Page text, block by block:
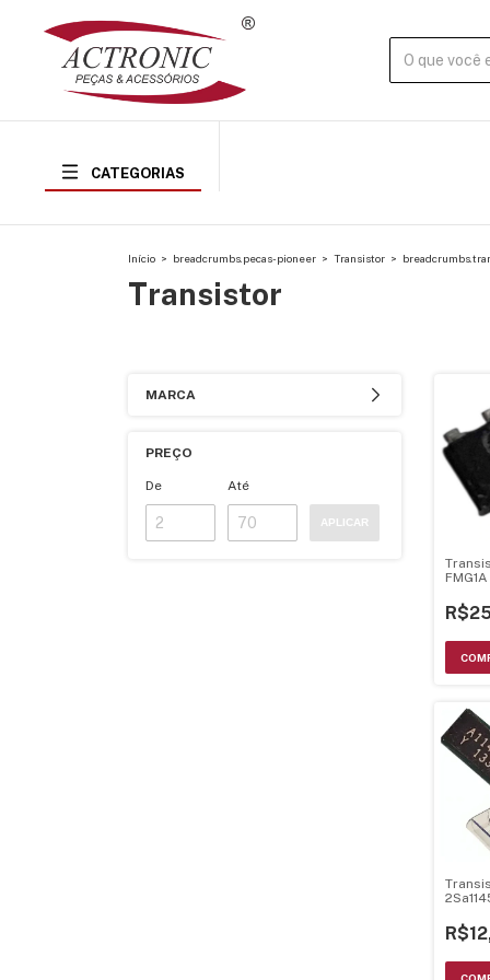
CATEGORIAS
Início > breadcrumbs.pecas-pioneer > Transistor >
Transistor
MARCA
PREÇO
De Até
APLICAR